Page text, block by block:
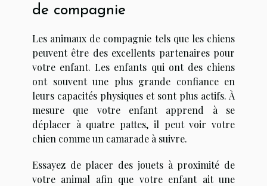
de compagnie
Les animaux de compagnie tels que les chiens
peuvent être des excellents partenaires pour
votre enfant. Les enfants qui ont des chiens
ont souvent une plus grande confiance en
leurs capacités physiques et sont plus actifs. À
mesure que votre enfant apprend à se
déplacer à quatre pattes, il peut voir votre
chien comme un camarade à suivre.
Essayez de placer des jouets à proximité de
votre animal afin que votre enfant ait une